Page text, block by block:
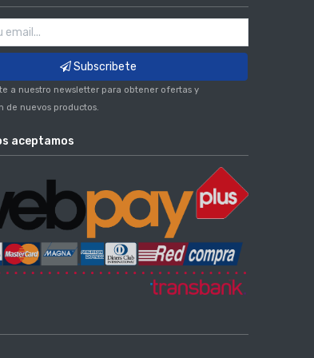
Subscribete
a nuestro newsletter para obtener ofertas y
de nuevos productos.
aceptamos